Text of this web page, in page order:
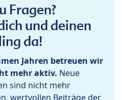
Fragen?
und deinen
da!
Jahren betreuen wir
mehr aktiv. Neue
sind nicht mehr
wertvollen Beiträge der